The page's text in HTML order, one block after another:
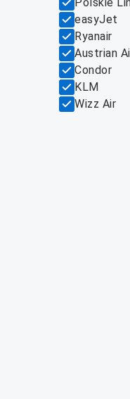
easyJet
Ryanair
Austrian
Condor
KLM
Wizz Air